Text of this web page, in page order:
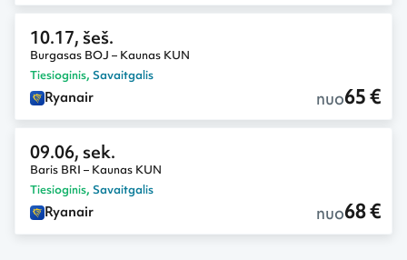
10.17, šeš.
Burgasas BOJ – Kaunas KUN
Tiesioginis, Savaitgalis
Ryanair nuo65 €
09.06, sek.
Baris BRI – Kaunas KUN
Tiesioginis, Savaitgalis
Ryanair nuo68 €